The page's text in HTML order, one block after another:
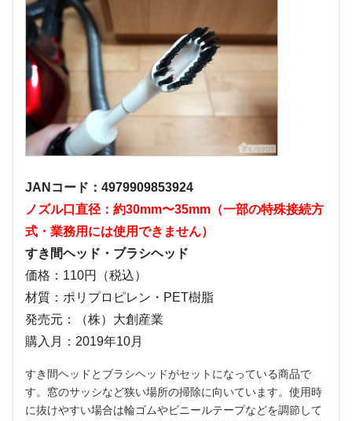
JANコード：4979909853924
ノズル口直径：約30mm〜35mm（一部の特殊接続方
式・業務用には使用できません）
すき間ヘッド・ブラシヘッド
価格：110円（税込）
材質：ポリプロピレン・PET樹脂
発売元：（株）大創産業
購入月：2019年10月
すき間ヘッドとブラシヘッドがセットになっている商品で
す。窓のサッシなど狭い場所の掃除に向いています。使用時
に抜けやすい場合は輪ゴムやビニールテープなどを調節して